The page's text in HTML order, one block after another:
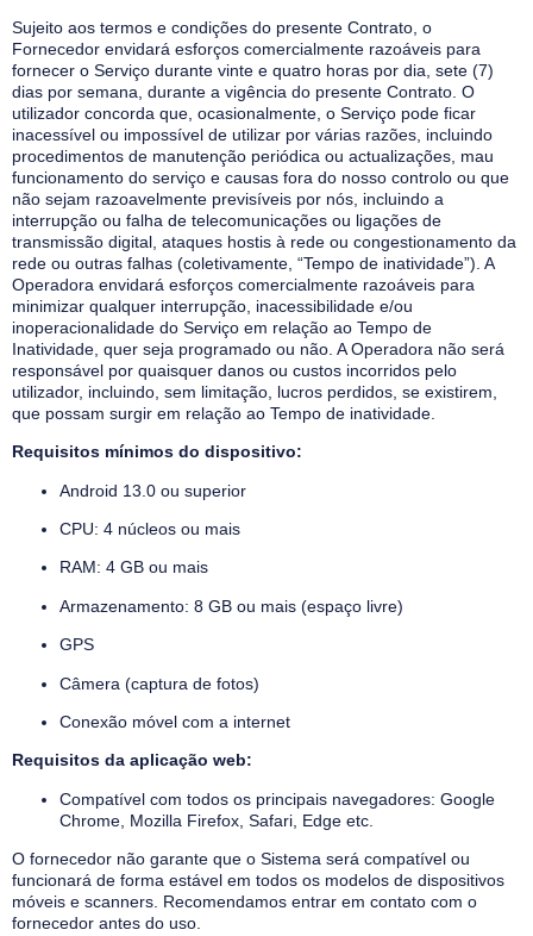
Sujeito aos termos e condições do presente Contrato, o
Fornecedor envidará esforços comercialmente razoáveis para
fornecer o Serviço durante vinte e quatro horas por dia, sete (7)
dias por semana, durante a vigência do presente Contrato. O
utilizador concorda que, ocasionalmente, o Serviço pode ficar
inacessível ou impossível de utilizar por várias razões, incluindo
procedimentos de manutenção periódica ou actualizações, mau
funcionamento do serviço e causas fora do nosso controlo ou que
não sejam razoavelmente previsíveis por nós, incluindo a
interrupção ou falha de telecomunicações ou ligações de
transmissão digital, ataques hostis à rede ou congestionamento da
rede ou outras falhas (coletivamente, “Tempo de inatividade”). A
Operadora envidará esforços comercialmente razoáveis para
minimizar qualquer interrupção, inacessibilidade e/ou
inoperacionalidade do Serviço em relação ao Tempo de
Inatividade, quer seja programado ou não. A Operadora não será
responsável por quaisquer danos ou custos incorridos pelo
utilizador, incluindo, sem limitação, lucros perdidos, se existirem,
que possam surgir em relação ao Tempo de inatividade.
Requisitos mínimos do dispositivo:
Android 13.0 ou superior
CPU: 4 núcleos ou mais
RAM: 4 GB ou mais
Armazenamento: 8 GB ou mais (espaço livre)
GPS
Câmera (captura de fotos)
Conexão móvel com a internet
Requisitos da aplicação web:
Compatível com todos os principais navegadores: Google
Chrome, Mozilla Firefox, Safari, Edge etc.
O fornecedor não garante que o Sistema será compatível ou
funcionará de forma estável em todos os modelos de dispositivos
móveis e scanners. Recomendamos entrar em contato com o
fornecedor antes do uso.